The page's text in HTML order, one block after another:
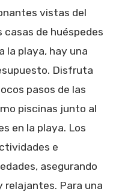
vistas del
casas de huéspedes
la playa, hay una
Disfruta
pasos de las
piscinas junto al
en la playa. Los
e
asegurando
relajantes. Para una